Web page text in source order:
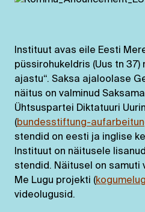
Instituut avas eile Eesti
püssirohukeldris (Uus tn 37)
ajastu“. Saksa ajal oolase
näitus on valminud
Ühtsuspartei Diktatuuri
(bundesstiftung-
stendid on eesti ja inglise
Instituut on näitusele
stendid. Näitusel on samuti
Me Lugu projekti (
videolugusid.